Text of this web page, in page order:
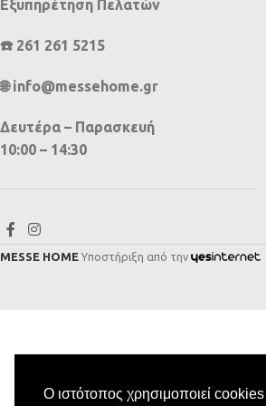
Ο ιστότοπος χρησιμοποιεί cookies
Εξυπηρέτηση Πελατών
☎️ 261 261 5215
🌐 info@messehome.gr
Δευτέρα – Παρασκευή
10:00 – 14:30
MESSE HOME Υποστήριξη από την